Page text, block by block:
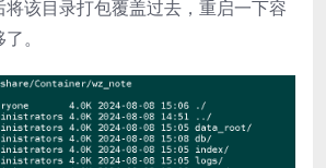
该目录打包覆盖过去，重启一下容
。